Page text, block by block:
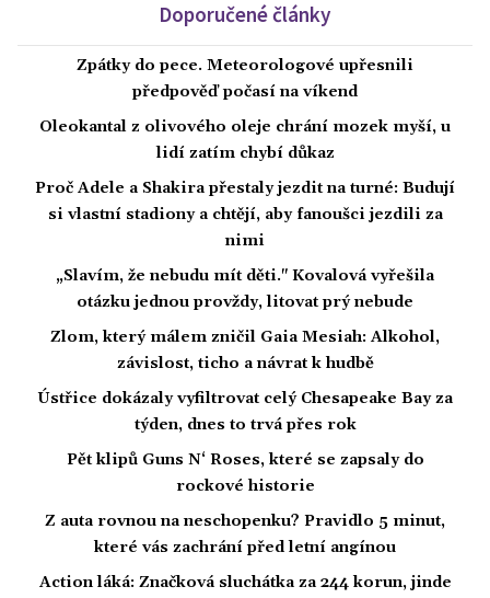
Doporučené články
Zpátky do pece. Meteorologové upřesnili
předpověď počasí na víkend
Oleokantal z olivového oleje chrání mozek myší, u
lidí zatím chybí důkaz
Proč Adele a Shakira přestaly jezdit na turné: Budují
si vlastní stadiony a chtějí, aby fanoušci jezdili za
nimi
„Slavím, že nebudu mít děti." Kovalová vyřešila
otázku jednou provždy, litovat prý nebude
Zlom, který málem zničil Gaia Mesiah: Alkohol,
závislost, ticho a návrat k hudbě
Ústřice dokázaly vyfiltrovat celý Chesapeake Bay za
týden, dnes to trvá přes rok
Pět klipů Guns N‘ Roses, které se zapsaly do
rockové historie
Z auta rovnou na neschopenku? Pravidlo 5 minut,
které vás zachrání před letní angínou
Action láká: Značková sluchátka za 244 korun, jinde